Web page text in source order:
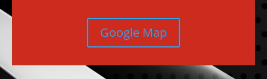
Google Map